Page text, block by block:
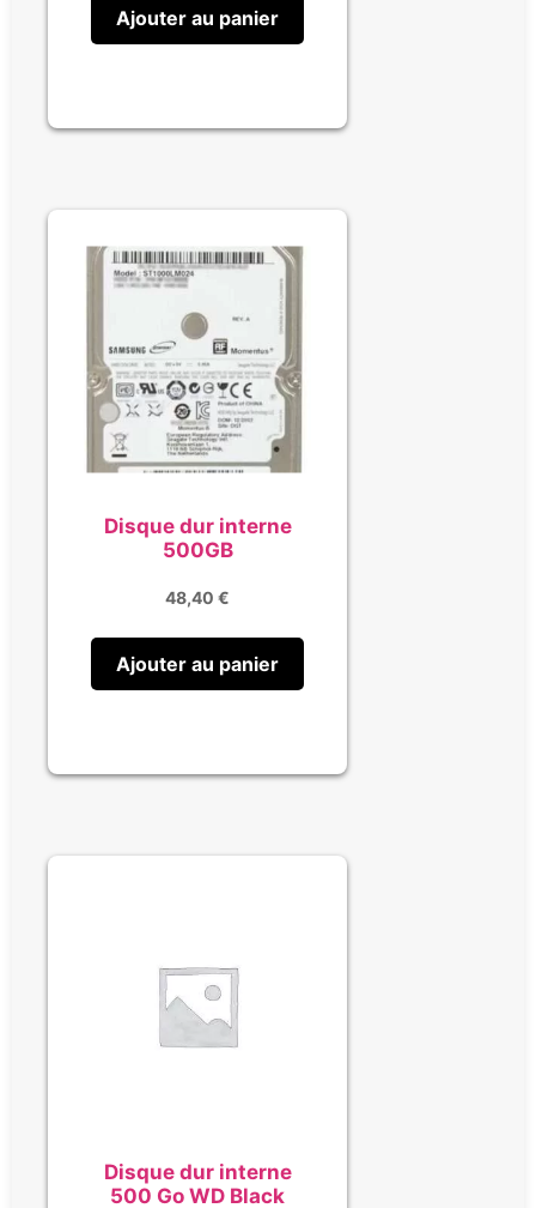
Ajouter au panier
Disque dur interne
500GB
48,40 €
Ajouter au panier
Disque dur interne
500 Go WD Black